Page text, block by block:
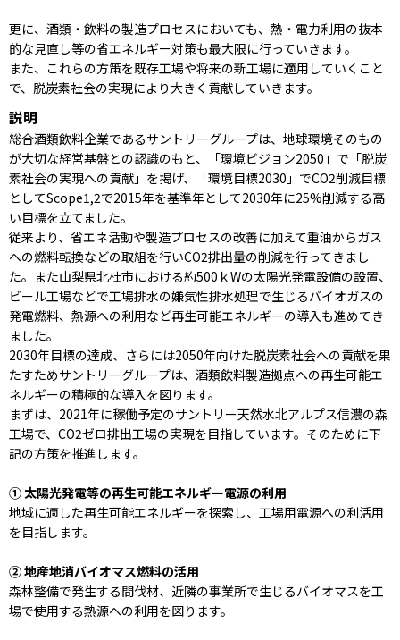
更に、酒類・飲料の製造プロセスにおいても、熱・電力利用の抜本
的な見直し等の省エネルギー対策も最大限に行っていきます。
また、これらの方策を既存工場や将来の新工場に適用していくこと
で、脱炭素社会の実現により大きく貢献していきます。
説明
総合酒類飲料企業であるサントリーグループは、地球環境そのもの
が大切な経営基盤との認識のもと、「環境ビジョン2050」で「脱炭
素社会の実現への貢献」を掲げ、「環境目標2030」でCO2削減目標
としてScope1,2で2015年を基準年として2030年に25%削減する高
い目標を立てました。
従来より、省エネ活動や製造プロセスの改善に加えて重油からガス
への燃料転換などの取組を行いCO2排出量の削減を行ってきまし
た。また山梨県北杜市における約500ｋWの太陽光発電設備の設置、
ビール工場などで工場排水の嫌気性排水処理で生じるバイオガスの
発電燃料、熱源への利用など再生可能エネルギーの導入も進めてき
ました。
2030年目標の達成、さらには2050年向けた脱炭素社会への貢献を果
たすためサントリーグループは、酒類飲料製造拠点への再生可能エ
ネルギーの積極的な導入を図ります。
まずは、2021年に稼働予定のサントリー天然水北アルプス信濃の森
工場で、CO2ゼロ排出工場の実現を目指しています。そのために下
記の方策を推進します。
① 太陽光発電等の再生可能エネルギー電源の利用
地域に適した再生可能エネルギーを探索し、工場用電源への利活用
を目指します。
② 地産地消バイオマス燃料の活用
森林整備で発生する間伐材、近隣の事業所で生じるバイオマスを工
場で使用する熱源への利用を図ります。